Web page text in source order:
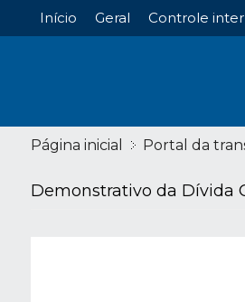
Início Geral Controle
Página inicial Portal da
Demonstrativo da Dívida